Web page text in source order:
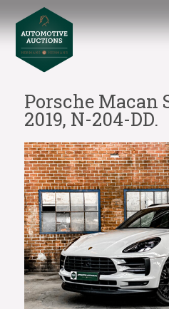
Porsche Macan
2019, N-204-DD.